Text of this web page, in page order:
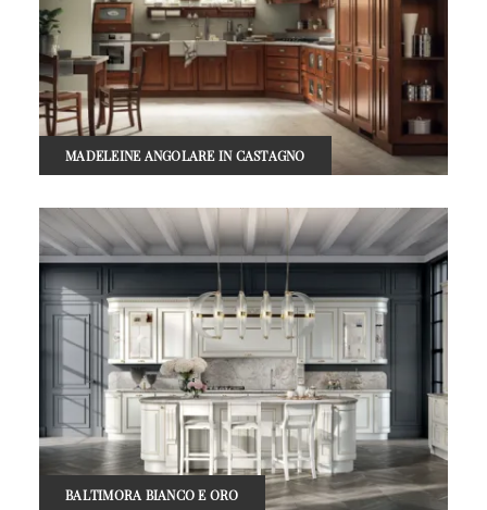
MADELEINE ANGOLARE IN CASTAGNO
BALTIMORA BIANCO E ORO